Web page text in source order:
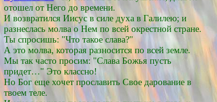
отошел от Него до времени.
И возвратился Иисус в силе духа в Галилею; и
разнеслась молва о Нем по всей окрестной стране.
Ты спросишь: "Что такое слава?"
А это молва, которая разносится по всей земле.
Мы так часто просим: "Слава Божья пусть
придет…" Это классно!
Но Бог еще хочет прославить Свое дарование в
твоем теле.